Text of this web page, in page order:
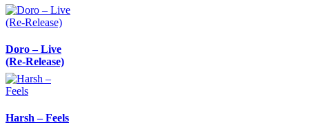
Doro – Live
(Re-Release)
Harsh – Feels